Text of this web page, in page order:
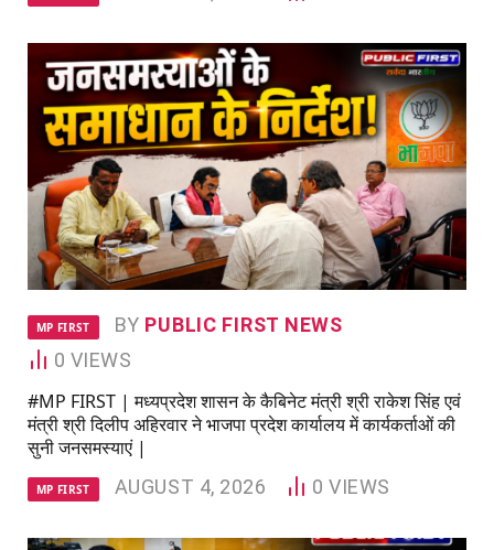
MP FIRST BY PUBLIC FIRST NEWS
0 VIEWS
#MP FIRST | मध्यप्रदेश शासन के कैबिनेट मंत्री श्री राकेश सिंह एवं
मंत्री श्री दिलीप अहिरवार ने भाजपा प्रदेश कार्यालय में कार्यकर्ताओं की
सुनी जनसमस्याएं |
MP FIRST AUGUST 4, 2026 0VIEWS